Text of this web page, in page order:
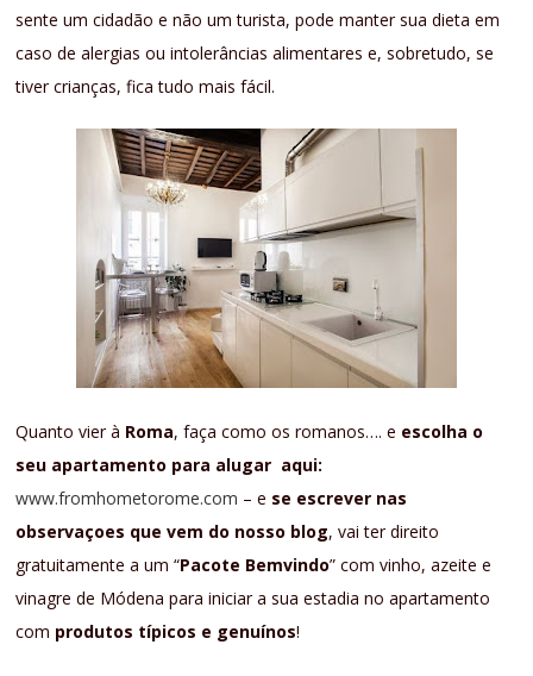
sente um cidadão e não um turista, pode manter sua dieta em
caso de alergias ou intolerâncias alimentares e, sobretudo, se
tiver crianças, fica tudo mais fácil.
Quanto vier à Roma, faça como os romanos…. e escolha o
seu apartamento para alugar aqui:
www.fromhometorome.com – e se escrever nas
observaçoes que vem do nosso blog, vai ter direito
gratuitamente a um “Pacote Bemvindo” com vinho, azeite e
vinagre de Módena para iniciar a sua estadia no apartamento
com produtos típicos e genuínos!